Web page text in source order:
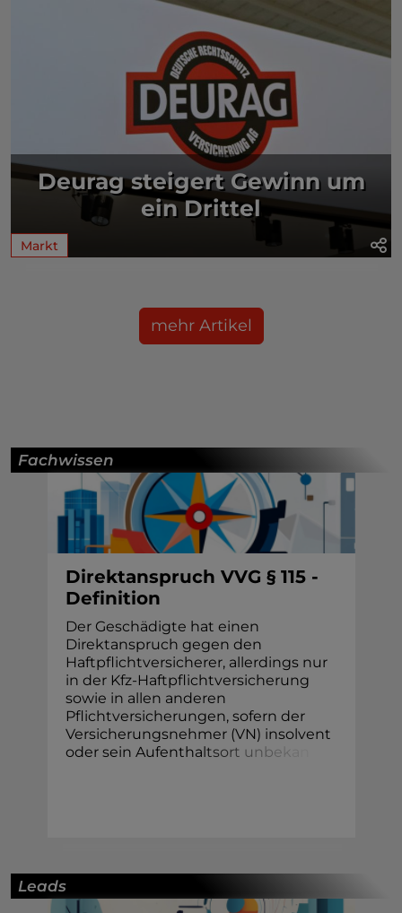
Deurag steigert Gewinn um
ein Drittel
Markt
mehr Artikel
Fachwissen
Direktanspruch VVG § 115 -
Definition
Der Geschädigte hat einen
Direktanspruch gegen den
Haftpflichtversicherer, allerdings nur
in der Kfz-Haftpflichtversicherung
sowie in allen anderen
Pflichtversicherungen, sofern der
Versicherungsnehmer (VN) insolvent
oder sein Aufenthaltsort u n bek
Leads